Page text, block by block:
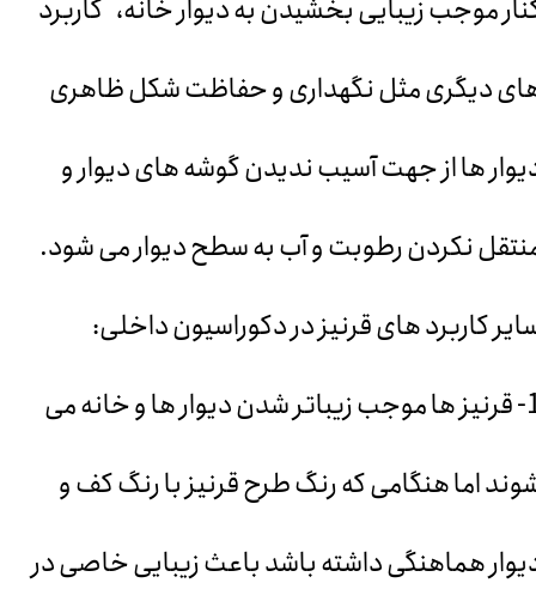
موجب زیبایی بخشیدن به دیوار خانه، کاربرد
دیگری مثل نگهداری و حفاظت شکل ظاهری
ها از جهت آسیب ندیدن گوشه ‌های دیوار و
نکردن رطوبت و آب به سطح دیوار می‌ شود.
کاربرد های قرنیز در دکوراسیون داخلی:
قرنیز ها موجب زیباتر شدن دیوار ها و خانه می
اما هنگامی که رنگ طرح قرنیز با رنگ کف و
هماهنگی داشته باشد باعث زیبایی خاصی در